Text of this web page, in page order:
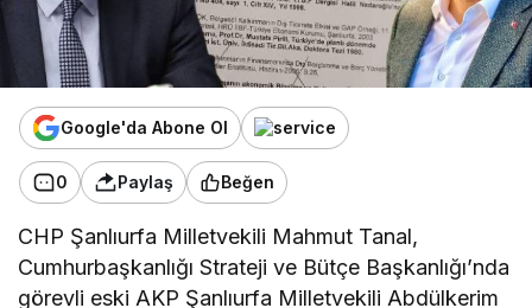
Google'da Abone Ol
0 Paylaş Beğen
CHP Şanlıurfa Milletvekili Mahmut Tanal,
Cumhurbaşkanlığı Strateji ve Bütçe Başkanlığı’nda
görevli eski AKP Şanlıurfa Milletvekili Abdülkerim